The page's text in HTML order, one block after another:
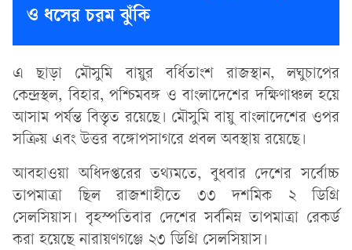
ও ধসের চরম ঝুঁকি
এ ছাড়া মৌসুমি বায়ুর বর্ধিতাংশ রাজস্থান, লঘুচাপের
কেন্দ্রস্থল, বিহার, পশ্চিমবঙ্গ ও বাংলাদেশের দক্ষিণাঞ্চল হয়ে
আসাম পর্যন্ত বিস্তৃত রয়েছে। মৌসুমি বায়ু বাংলাদেশের ওপর
সক্রিয় এবং উত্তর বঙ্গোপসাগরে প্রবল অবস্থায় রয়েছে।
আবহাওয়া অধিদপ্তরের তথ্যমতে, বুধবার দেশের সর্বোচ্চ
তাপমাত্রা ছিল রাজশাহীতে ৩৩ দশমিক ২ ডিগ্রি
সেলসিয়াস। বৃহস্পতিবার দেশের সর্বনিম্ন তাপমাত্রা রেকর্ড
করা হয়েছে নারায়ণগঞ্জে ২৩ ডিগ্রি সেলসিয়াস।